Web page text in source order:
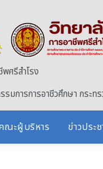
ศรีสำโรง
รมการการอาชีวศึกษา กระท
ณะผู้บริหาร ข่าวประ